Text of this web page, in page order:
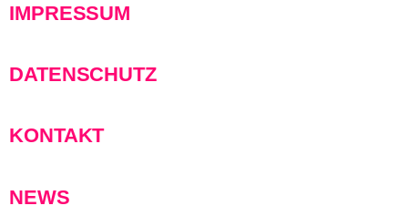
IMPRESSUM
DATENSCHUTZ
KONTAKT
NEWS